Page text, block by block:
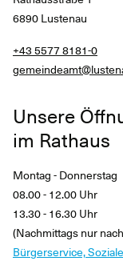
6890 Lustenau
+43 5577 8181-0
Unsere
im Rathaus
Montag - Donnerstag
08.00 - 12.00 Uhr
13.30 - 16.30 Uhr
(Nachmittags nur
Bürgerservice,